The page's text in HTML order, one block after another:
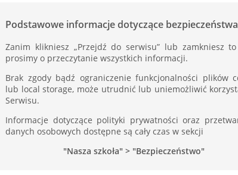
3 września 2013
Podstawowe informacje dotyczące bezpieczeństwa
Zanim klikniesz „Przejdź do serwisu” lub zamkniesz
prosimy o przeczytanie wszystkich informacji.
Brak zgody bądź ograniczenie funkcjonalności plików
lub local storage, może utrudnić lub uniemożliwić
Serwisu.
Informacje dotyczące polityki prywatności oraz
danych osobowych dostępne są cały czas w sekcji
"Nasza szkoła" > "Bezpieczeństwo"